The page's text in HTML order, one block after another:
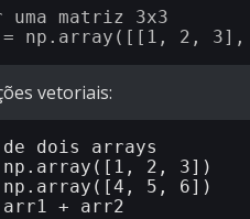
matriz 3x3
vetoriais:
de dois arrays
2, 3])
5, 6])
arr1 + arr2